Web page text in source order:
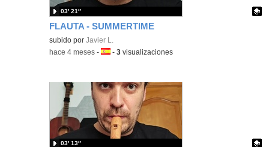
FLAUTA - SUMMERTIME
Contenido educativo.
subido porJavier L.
03′ 21″
-hace 4 meses -Idioma:
-3 visualizaciones
03′ 13″